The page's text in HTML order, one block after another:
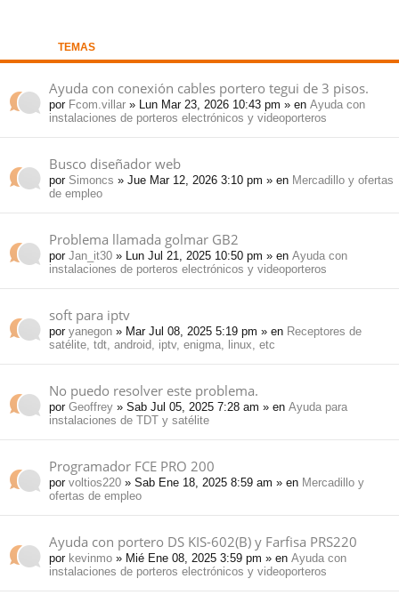
s
TEMAS
Ayuda con conexión cables portero tegui de 3 pisos.
por Fcom.villar » Lun Mar 23, 2026 10:43 pm » en Ayuda con
instalaciones de porteros electrónicos y videoporteros
Busco diseñador web
por Simoncs » Jue Mar 12, 2026 3:10 pm » en Mercadillo y ofertas
de empleo
Problema llamada golmar GB2
por Jan_it30 » Lun Jul 21, 2025 10:50 pm » en Ayuda con
instalaciones de porteros electrónicos y videoporteros
soft para iptv
por yanegon » Mar Jul 08, 2025 5:19 pm » en Receptores de
satélite, tdt, android, iptv, enigma, linux, etc
No puedo resolver este problema.
por Geoffrey » Sab Jul 05, 2025 7:28 am » en Ayuda para
instalaciones de TDT y satélite
Programador FCE PRO 200
por voltios220 » Sab Ene 18, 2025 8:59 am » en Mercadillo y
ofertas de empleo
Ayuda con portero DS KIS-602(B) y Farfisa PRS220
por kevinmo » Mié Ene 08, 2025 3:59 pm » en Ayuda con
instalaciones de porteros electrónicos y videoporteros